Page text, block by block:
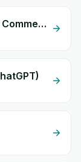
Big Delivery + Instagram Comment